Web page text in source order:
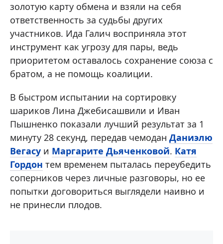
золотую карту обмена и взяли на себя
ответственность за судьбы других
участников. Ида Галич восприняла этот
инструмент как угрозу для пары, ведь
приоритетом оставалось сохранение союза с
братом, а не помощь коалиции.
В быстром испытании на сортировку
шариков Лина Джебисашвили и Иван
Пышненко показали лучший результат за 1
минуту 28 секунд, передав чемодан Даниэлю
Вегасу и Маргарите Дьяченковой. Катя
Гордон тем временем пыталась переубедить
соперников через личные разговоры, но ее
попытки договориться выглядели наивно и
не принесли плодов.